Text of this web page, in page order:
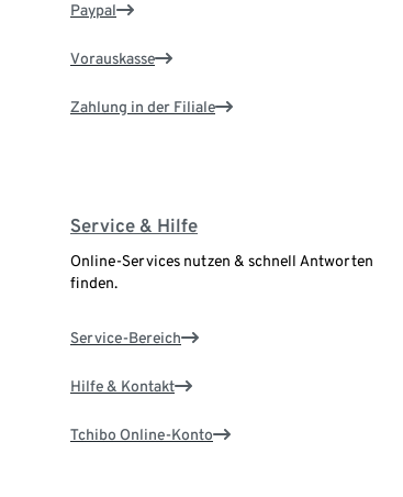
Paypal
Vorauskasse
Zahlung in der Filiale
Service & Hilfe
Online-Services nutzen & schnell Antworten
finden.
Service-Bereich
Hilfe & Kontakt
Tchibo Online-Konto